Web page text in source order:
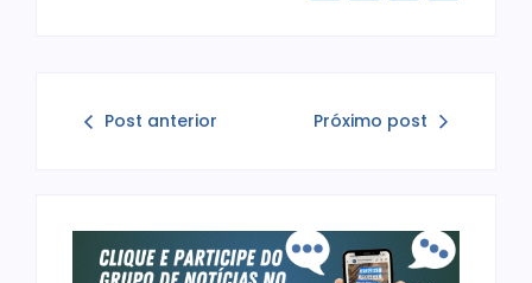
Post anterior Próximo post